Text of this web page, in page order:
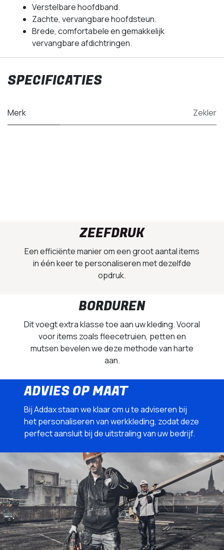
Verstelbare hoofdband.
Zachte, vervangbare hoofdsteun.
Brede, comfortabele en gemakkelijk
vervangbare afdichtringen.
SPECIFICATIES
Merk Zekler
ZEEFDRUK
Een efficiënte manier om een groot aantal items
in één keer te personaliseren met dezelfde
opdruk.
BORDUREN
Dit voegt extra klasse toe aan uw kleding. Vooral
voor items zoals fleecetruien, petten en
mutsen bevelen we deze methode van harte
aan.
ADVIES OP MAAT
Bij Addax staan we klaar om u te adviseren bij
het personaliseren van werkkleding, zodat deze
perfect aansluit bij de uitstraling van uw bedrijf.